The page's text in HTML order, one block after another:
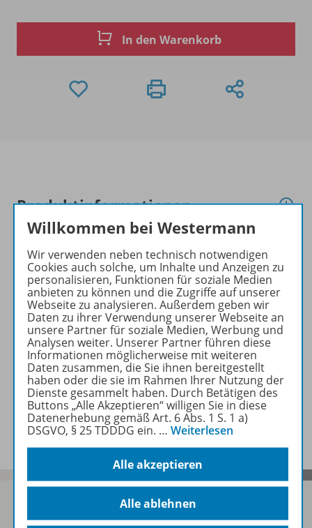
In den Warenkorb
Produktinformationen
Beschreibung
Zugehörige Produkte
Inhaltsverzeichnis
Benachrichtigungs-Service
Willkommen bei Westermann
Wir verwenden neben technisch notwendigen
Cookies auch solche, um Inhalte und Anzeigen zu
personalisieren, Funktionen für soziale Medien
anbieten zu können und die Zugriffe auf unserer
Webseite zu analysieren. Außerdem geben wir
Daten zu ihrer Verwendung unserer Webseite an
unsere Partner für soziale Medien, Werbung und
Analysen weiter. Unserer Partner führen diese
Informationen möglicherweise mit weiteren
Daten zusammen, die Sie ihnen bereitgestellt
haben oder die sie im Rahmen Ihrer Nutzung der
Dienste gesammelt haben. Durch Betätigen des
Buttons „Alle Akzeptieren“ willigen Sie in diese
Datenerhebung gemäß Art. 6 Abs. 1 S. 1 a)
DSGVO, § 25 TDDDG ein. … Weiterlesen
Alle akzeptieren
Alle ablehnen